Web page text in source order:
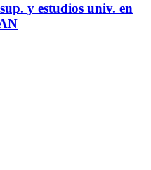
y estudios univ. en